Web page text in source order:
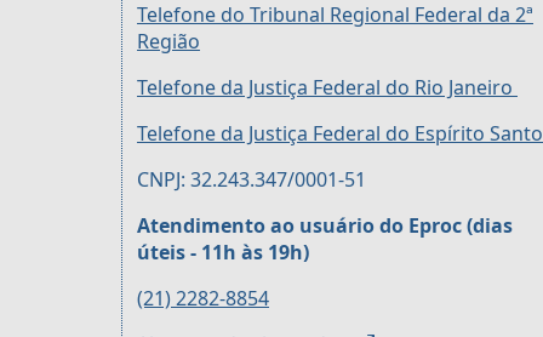
Telefone do Tribunal Regional Federal da 2ª
Região
Telefone da Justiça Federal do Rio Janeiro
Telefone da Justiça Federal do Espírito Santo
CNPJ: 32.243.347/0001-51
Atendimento ao usuário do Eproc (dias
úteis - 11h às 19h)
(21) 2282-8854